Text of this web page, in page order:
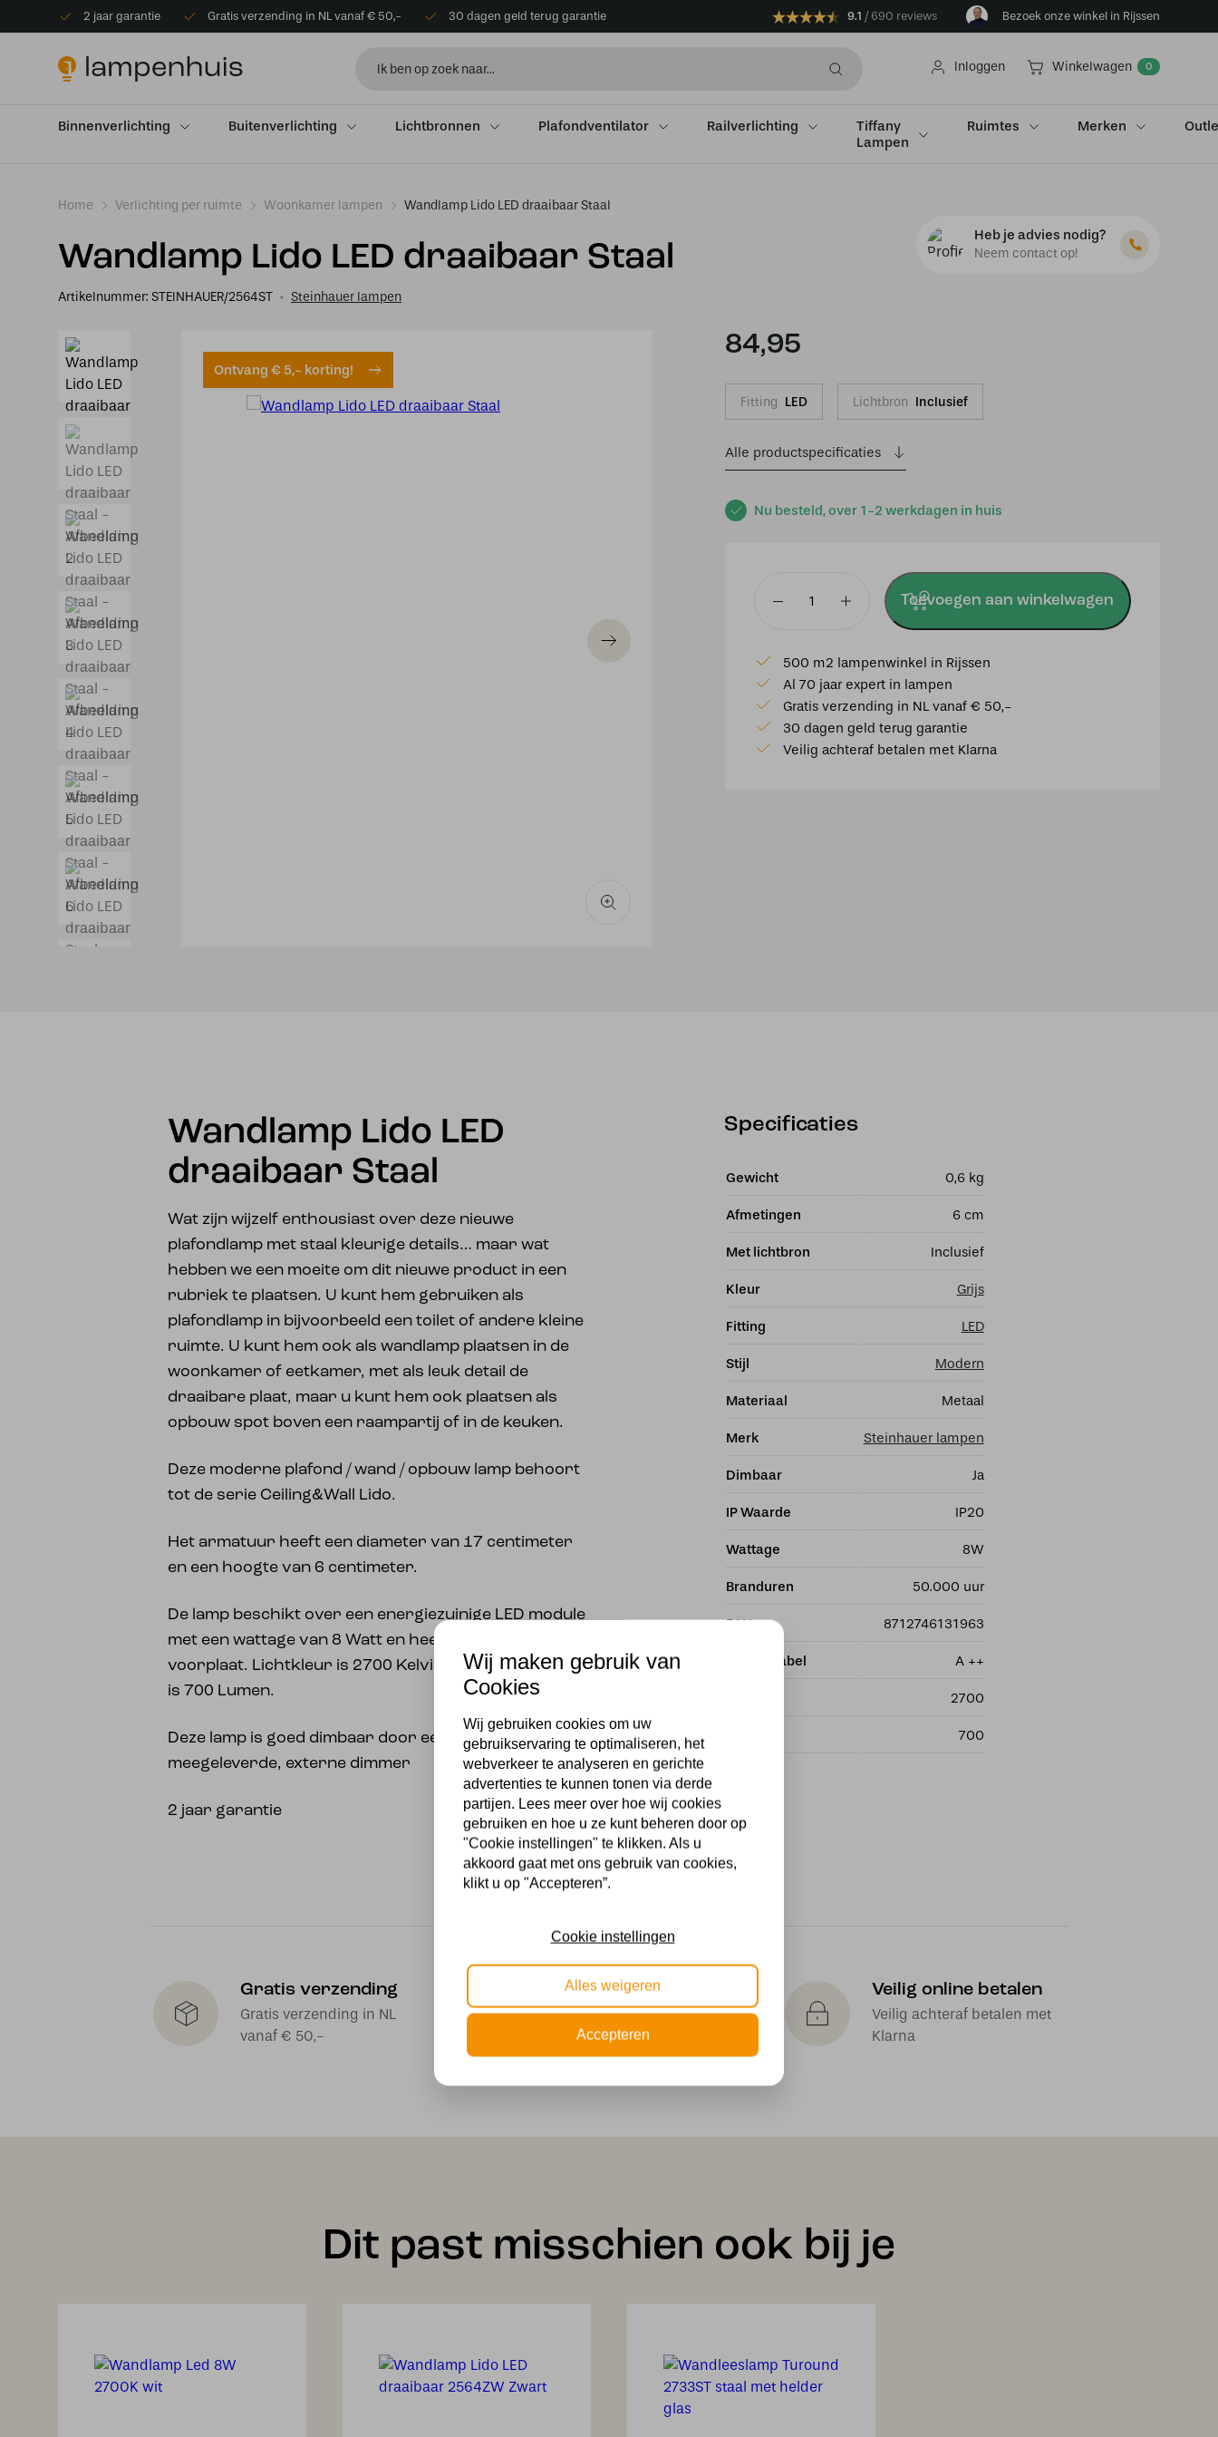
2 jaar garantie Gratis verzending in NL vanaf € 50,- 30 dagen geld terug garantie 9.1 690 reviews Bezoek onze winkel in Rijssen
Inloggen Winkelwagen 0
Binnenverlichting Buitenverlichting Lichtbronnen Plafondventilator Railverlichting
Tiffany
Lampen
Ruimtes Merken
Home Verlichting per ruimte Woonkamer lampen Wandlamp Lido LED draaibaar Staal
Wandlamp Lido LED draaibaar Staal
Artikelnummer: STEINHAUER/2564ST Steinhauer lampen
Heb je advies nodig?
Neem contact op!
Ontvang € 5,- korting!
Nu besteld, over 1-2 werkdagen in huis
84,95
Fitting LED Lichtbron Inclusief
Alle productspecificaties
Wandlamp
LED
draaibaar
Staal
aantal
Toevoegen aan winkelwagen
500 m2 lampenwinkel in Rijssen
Al 70 jaar expert in lampen
Gratis verzending in NL vanaf € 50,-
30 dagen geld terug garantie
Veilig achteraf betalen met Klarna
Wandlamp Lido LED
draaibaar Staal
Wat zijn wijzelf enthousiast over deze nieuwe
plafondlamp met staal kleurige details… maar wat
hebben we een moeite om dit nieuwe product in een
rubriek te plaatsen. U kunt hem gebruiken als
plafondlamp in bijvoorbeeld een toilet of andere kleine
ruimte. U kunt hem ook als wandlamp plaatsen in de
woonkamer of eetkamer, met als leuk detail de
draaibare plaat, maar u kunt hem ook plaatsen als
opbouw spot boven een raampartij of in de keuken.
Deze moderne plafond / wand / opbouw lamp behoort
tot de serie Ceiling&Wall Lido.
Het armatuur heeft een diameter van 17 centimeter
en een hoogte van 6 centimeter.
De lamp beschikt over een energiezuinige LED module
met een wattage van 8 Watt en heeft een draaibare
voorplaat. Lichtkleur is 2700 Kelvin en lichtopbrengst
is 700 Lumen.
Deze lamp is goed dimbaar door een, niet
meegeleverde, externe dimmer
2 jaar garantie
Specificaties
Gewicht 0,6 kg
Afmetingen 6 cm
Met lichtbron Inclusief
Kleur Grijs
Fitting LED
Stijl Modern
Materiaal Metaal
Merk Steinhauer lampen
Dimbaar Ja
IP Waarde IP20
Wattage 8W
Branduren 50.000 uur
EAN 8712746131963
Energielabel A ++
2700
700
Gratis verzending
Gratis verzending in NL
vanaf € 50,-
Makkelijk
30 dagen geld terug
garantie
Veilig online betalen
Veilig achteraf betalen met
Klarna
Dit past misschien ook bij je
Wij maken gebruik van
Cookies
Wij gebruiken cookies om uw
gebruikservaring te optimaliseren, het
webverkeer te analyseren en gerichte
advertenties te kunnen tonen via derde
partijen. Lees meer over hoe wij cookies
gebruiken en hoe u ze kunt beheren door op
"Cookie instellingen" te klikken. Als u
akkoord gaat met ons gebruik van cookies,
klikt u op "Accepteren”.
Cookie instellingen
Alles weigeren
Accepteren